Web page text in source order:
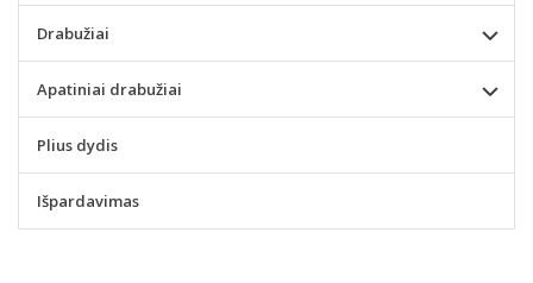
Drabužiai
Apatiniai drabužiai
Plius dydis
Išpardavimas